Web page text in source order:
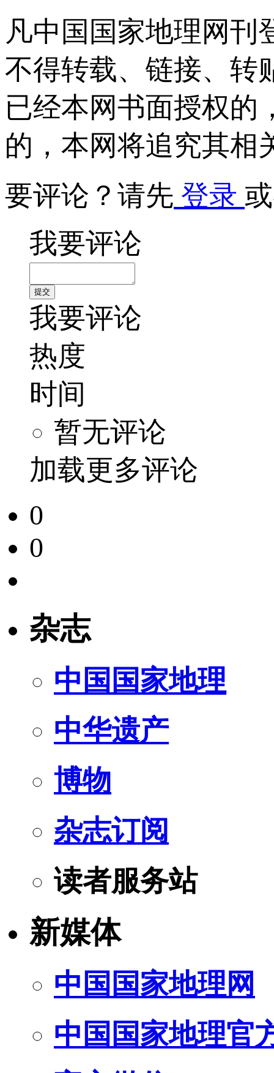
凡中国国家地理网刊
不得转载、链接、转
已经本网书面授权的
的，本网将追究其相
要评论？请先 登录
我要评论
我要评论
热度
时间
暂无评论
加载更多评论
0
0
杂志
中国国家地理
中华遗产
博物
杂志订阅
读者服务站
新媒体
中国国家地理网
中国国家地理官